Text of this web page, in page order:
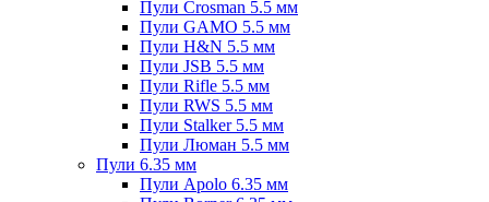
Пули Crosman 5.5 мм
Пули GAMO 5.5 мм
Пули H&N 5.5 мм
Пули JSB 5.5 мм
Пули Rifle 5.5 мм
Пули RWS 5.5 мм
Пули Stalker 5.5 мм
Пули Люман 5.5 мм
Пули 6.35 мм
Пули Apolo 6.35 мм